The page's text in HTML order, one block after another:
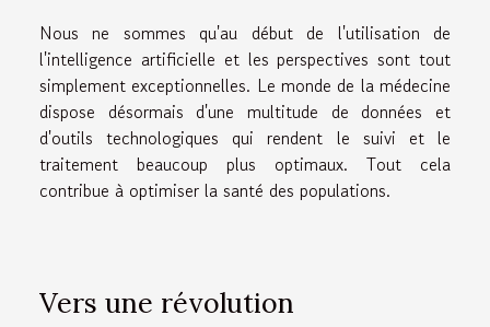
Nous ne sommes qu'au début de l'utilisation de
l'intelligence artificielle et les perspectives sont tout
simplement exceptionnelles. Le monde de la médecine
dispose désormais d'une multitude de données et
d'outils technologiques qui rendent le suivi et le
traitement beaucoup plus optimaux. Tout cela
contribue à optimiser la santé des populations.
Vers une révolution